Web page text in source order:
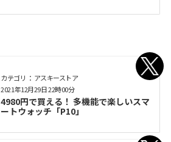
カテゴリ： アスキーストア
4980円で買える！ 多機能で楽しいスマ
ートウォッチ「P10」
2021年12月29日 22時00分